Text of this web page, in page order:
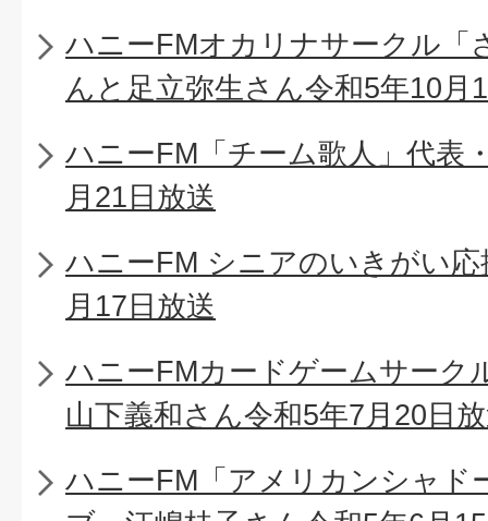
ハニーFMオカリナサークル「
んと足立弥生さん令和5年10月
ハニーFM「チーム歌人」代表
月21日放送
ハニーFM シニアのいきがい
月17日放送
ハニーFMカードゲームサーク
山下義和さん令和5年7月20日
ハニーFM「アメリカンシャド